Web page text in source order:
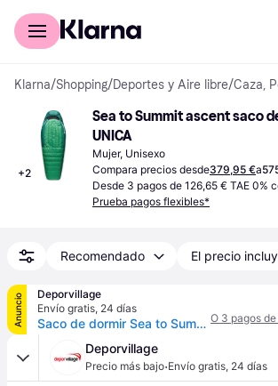
Comprar con Klarna
Klarna/Shopping/Deportes y Aire libre/Caza,
+2
Sea to Summit ascent saco
UNICA
Mujer, Unisexo
Compara precios desde379,95 €a
Desde 3 pagos de 126,65 € TAE 0%
Prueba pagos flexibles*
Recomendado El precio
Anuncio
Deporvillage
Envío gratis, 24 días
Saco de dormir Sea to Summit Ascent -1C Regular verde - Green O 3 pagos
Deporvillage
Precio más bajo·Envío gratis, 24 días